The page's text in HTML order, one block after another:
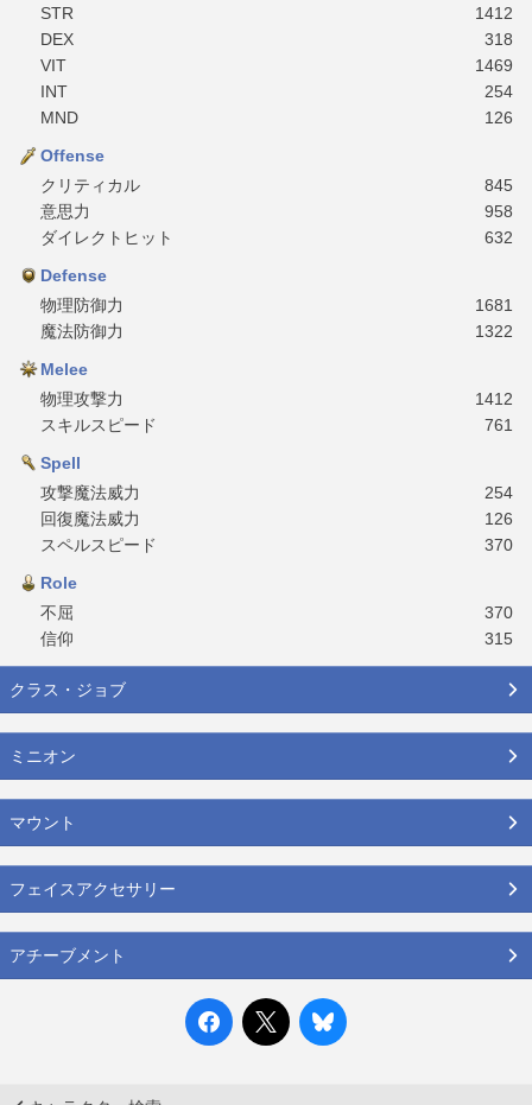
STR
1412
DEX
318
VIT
1469
INT
254
MND
126
Offense
クリティカル
845
意思力
958
ダイレクトヒット
632
Defense
物理防御力
1681
魔法防御力
1322
Melee
物理攻撃力
1412
スキルスピード
761
Spell
攻撃魔法威力
254
回復魔法威力
126
スペルスピード
370
Role
不屈
370
信仰
315
クラス・ジョブ
ミニオン
マウント
フェイスアクセサリー
アチーブメント